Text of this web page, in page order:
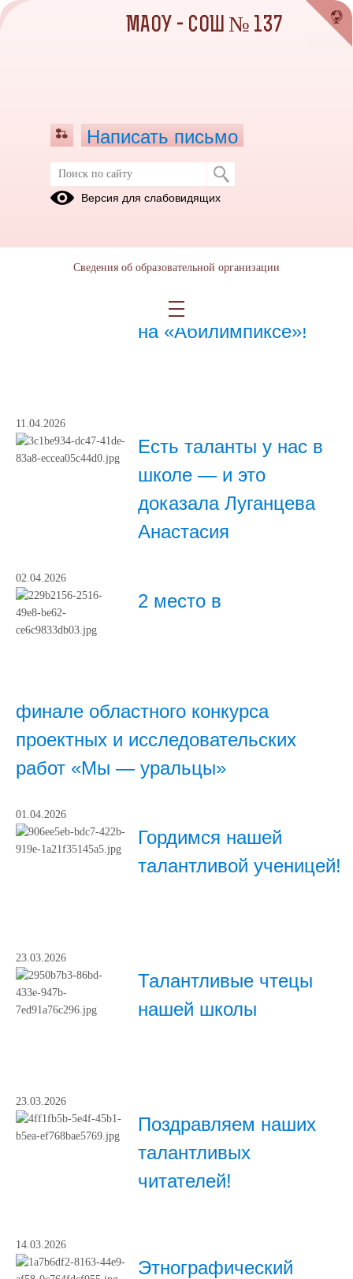
Учащиеся
Гордость нашей школы
на «Абилимпиксе»!
11.04.2026
Есть таланты у нас в
школе — и это
доказала Луганцева
Анастасия
02.04.2026
2 место в
финале областного конкурса
проектных и исследовательских
работ «Мы — уральцы»
01.04.2026
Гордимся нашей
талантливой ученицей!
23.03.2026
Талантливые чтецы
нашей школы
23.03.2026
Поздравляем наших
талантливых
читателей!
14.03.2026
Этнографический
МАОУ - СОШ № 137
Написать письмо
Версия для слабовидящих
Сведения об образовательной организации